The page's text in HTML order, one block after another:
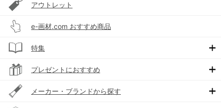
アウトレット
e-画材.com おすすめ商品
特集
プレゼントにおすすめ
メーカー・ブランドから探す